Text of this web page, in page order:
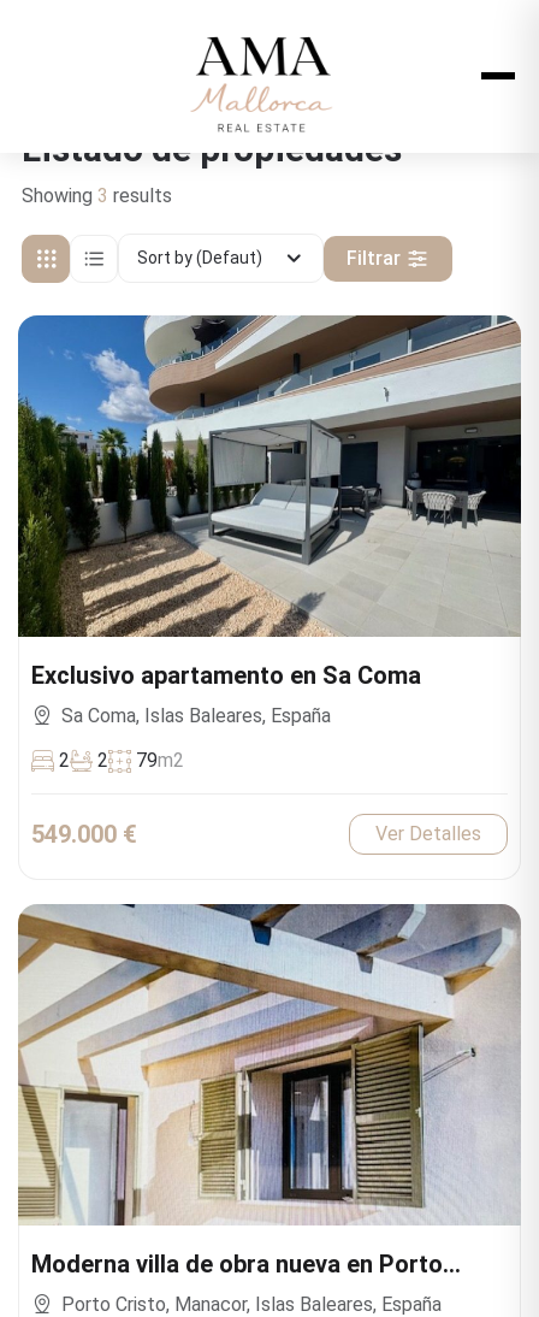
Listado de propiedades
Showing 3 results
Sort by (Defaut) Filtrar
Exclusivo apartamento en Sa Coma
Sa Coma, Islas Baleares, España
2
2 79m2
549.000 € Ver Detalles
Moderna villa de obra nueva en Porto
Cristo
Porto Cristo, Manacor, Islas Baleares, España